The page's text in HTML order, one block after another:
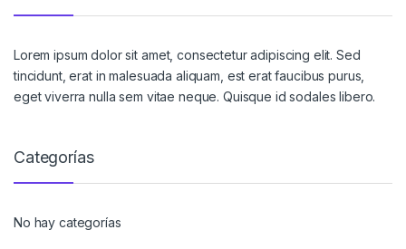
Lorem ipsum dolor sit amet, consectetur adipiscing elit. Sed
tincidunt, erat in malesuada aliquam, est erat faucibus purus,
eget viverra nulla sem vitae neque. Quisque id sodales libero.
Categorías
No hay categorías